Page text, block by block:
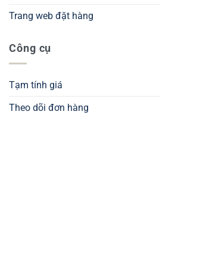
Trang web đặt hàng
Công cụ
Tạm tính giá
Theo dõi đơn hàng